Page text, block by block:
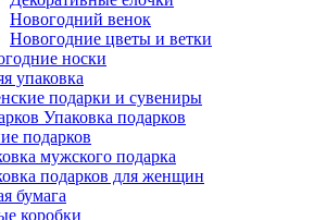
Новогодний венок
Новогодние цветы и ветки
носки
упаковка
подарки и сувениры
Упаковка подарков
подарков
мужского подарка
подарков для женщин
бумага
коробки